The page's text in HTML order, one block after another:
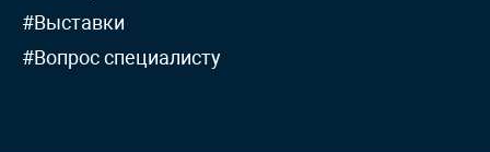
#Выставки
#Вопрос специалисту